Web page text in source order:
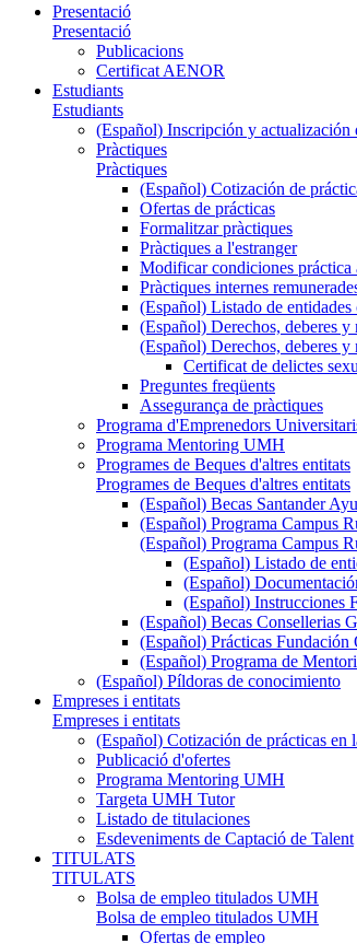
Presentació
Presentació
Publicacions
Certificat AENOR
Estudiants
Estudiants
(Español) Inscripción y actualización
Pràctiques
Pràctiques
(Español) Cotización de
Ofertas de prácticas
Formalitzar pràctiques
Pràctiques a l'estranger
Modificar condiciones práctica
Pràctiques internes
(Español) Listado de entidades
(Español) Derechos, deberes
(Español) Derechos, deberes
Certificat de delictes
Preguntes freqüents
Assegurança de pràctiques
Programa d'Emprenedors
Programa Mentoring UMH
Programes de Beques d'altres entitats
Programes de Beques d'altres entitats
(Español) Becas Santander
(Español) Programa Campus
(Español) Programa Campus
(Español) Listado de
(Español)
(Español) Instrucciones
(Español) Becas Consellerias
(Español) Prácticas
(Español) Programa de
(Español) Píldoras de conocimiento
Empreses i entitats
Empreses i entitats
(Español) Cotización de prácticas en
Publicació d'ofertes
Programa Mentoring UMH
Targeta UMH Tutor
Listado de titulaciones
Esdeveniments de Captació de Talent
TITULATS
TITULATS
Bolsa de empleo titulados UMH
Bolsa de empleo titulados UMH
Ofertas de empleo